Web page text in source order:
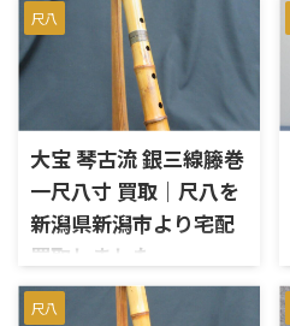
尺八
大宝 琴古流 銀三線籐巻
一尺八寸 買取｜尺八を
新潟県新潟市より宅配
買取しました
新潟県新潟市のお客様より、在
銘「大宝」の琴古流尺八を宅
尺八